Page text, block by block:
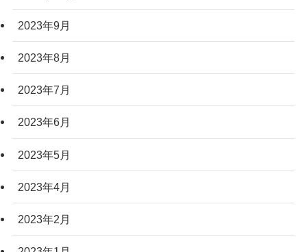
2023年9月
2023年8月
2023年7月
2023年6月
2023年5月
2023年4月
2023年2月